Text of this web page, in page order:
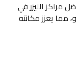
مراكز الليزر في
مما يعزز مكانته